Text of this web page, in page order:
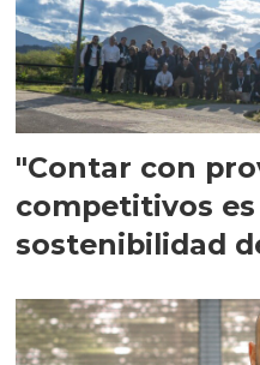
"Contar con
competitivos es
sostenibilidad